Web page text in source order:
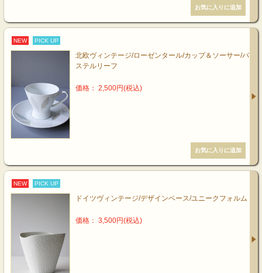
NEW PICK UP
北欧ヴィンテージ/ローゼンタール/カップ＆ソーサー/パ
ステルリーフ
価格： 2,500円(税込)
NEW PICK UP
ドイツヴィンテージ/デザインベース/ユニークフォルム
価格： 3,500円(税込)